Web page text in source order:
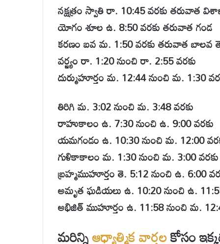
నక్షత్రం స్వాతి రా. 10:45 వరకు తరువాత
యోగం శూల ఉ. 8:50 వరకు తరువాత గండ
కరణం బవ మ. 1:50 వరకు తరువాత బాలవ
వర్జ్యం రా. 1:20 నుంచి రా. 2:55 వరకు
దుర్ముహూర్తం మ. 12:44 నుంచి మ. 1:30
తిరిగి మ. 3:02 నుంచి మ. 3:48 వరకు
రాహుకాలం ఉ. 7:30 నుంచి ఉ. 9:00 వరకు
యమగండం ఉ. 10:30 నుంచి మ. 12:00
గుళికాకాలం మ. 1:30 నుంచి మ. 3:00 వరకు
బ్రహ్మముహూర్తం తె. 5:12 నుంచి ఉ. 6:00
అమృత ఘడియలు ఉ. 10:20 నుంచి ఉ.
అభిజిత్ ముహూర్తం ఉ. 11:58 నుంచి మ.
మరిన్నిఆధ్యాత్మికవార్తలకోసం